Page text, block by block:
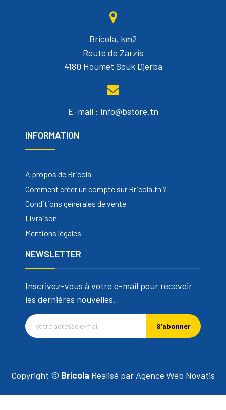
Bricola, km2
Route de Zarzis
4180 Houmet Souk Djerba
E-mail : info@bstore.tn
INFORMATION
A propos de Bricola
Comment créer un compte sur Bricola.tn ?
Conditions générales de vente
Livraison
Mentions légales
NEWSLETTER
Inscrivez-vous à votre e-mail pour recevoir
les dernières nouvelles.
S’abonner
Copyright © Bricola Réalisé par Agence Web Novatis